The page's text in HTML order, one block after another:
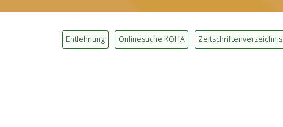
Entlehnung Onlinesuche KOHA Zeitschriftenverzeichnis